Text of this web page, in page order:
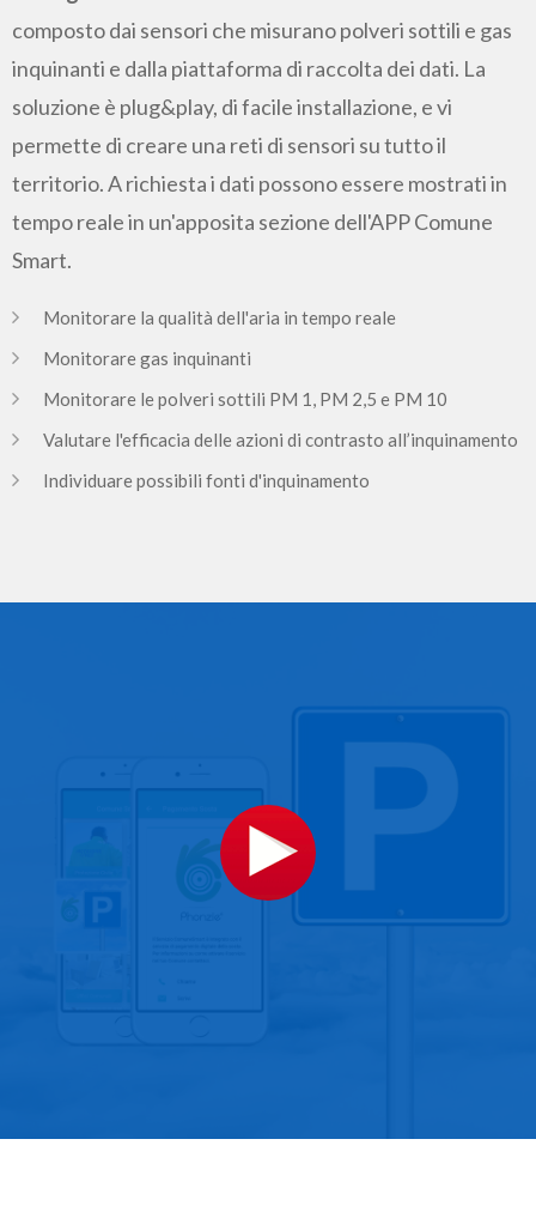
composto dai sensori che misurano polveri sottili e gas
inquinanti e dalla piattaforma di raccolta dei dati. La
soluzione è plug&play, di facile installazione, e vi
permette di creare una reti di sensori su tutto il
territorio. A richiesta i dati possono essere mostrati in
tempo reale in un'apposita sezione dell'APP Comune
Smart.
Monitorare la qualità dell'aria in tempo reale
Monitorare gas inquinanti
Monitorare le polveri sottili PM 1, PM 2,5 e PM 10
Valutare l'efficacia delle azioni di contrasto all’inquinamento
Individuare possibili fonti d'inquinamento